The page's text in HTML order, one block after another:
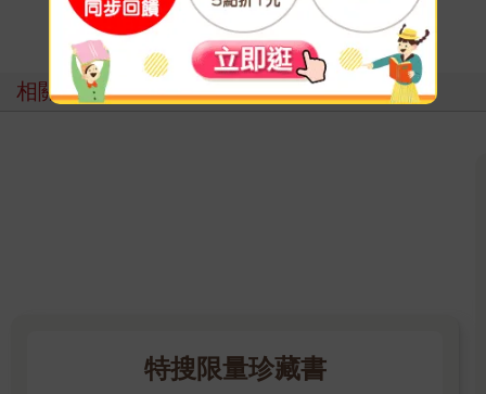
寫評價
相關主題
特搜限量珍藏書